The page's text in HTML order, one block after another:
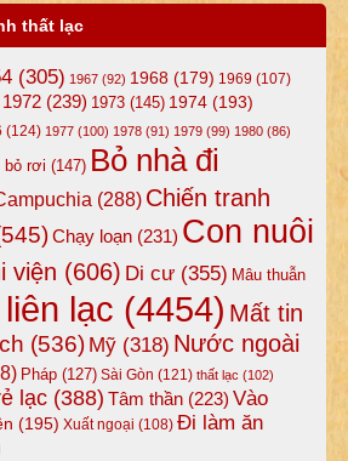
thất lạc
(305) 1967(92) 1968(179) 1969 (107)
1972(239) 1973(145) 1974(193)
(124) 1977(100) 1978(91) 1979(99) 1980(86)
bỏ rơi (147) Bỏ nhà đi
(288) Chiến tranh
Chạy loạn(231) Con nuôi
viện (606) Di cư(355) Mâu thuẫn
lạc (4454) Mất tin
(536) Mỹ(318) Nước ngoài
Pháp(127) Sài Gòn (121) thất lạc (102)
lạc(388) Tâm thần(223) Vào
(195) Xuất ngoại (108) Đi làm ăn